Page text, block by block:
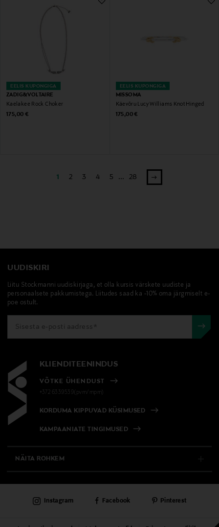
EELIS KUPONGIGA
ZADIG&VOLTAIRE
Kaelakee Rock Choker
Original Price
175,00 €
EELIS KUPONGIGA
MISSOMA
Käevõru Lucy Williams Knot Hinged
Original Price
175,00 €
1 2 3 4 5 ... 28
UUDISKIRI
Liitu Stockmanni uudiskirjaga, et olla kursis värskete uudiste ja
personaalsete pakkumistega. Liitudes saad ka -10% oma järgmiselt e-
poe ostult.
KLIENDITEENINDUS
VÕTKE ÜHENDUST
+372 6339539(pvm/mpm)
KORDUMA KIPPUVAD KÜSIMUSED
KAMPAANIATE TINGIMUSED
NÄITA ROHKEM
PÜSIKLIENDITEENINDUS
Instagram Facebook Pinterest